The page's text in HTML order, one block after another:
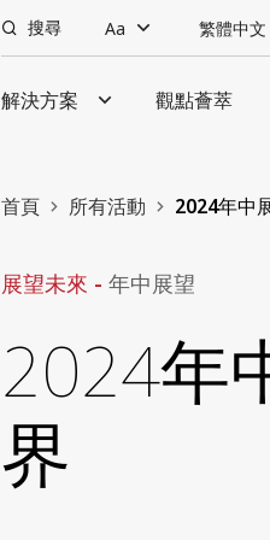
搜尋 Aa 繁體中文
解決方案 觀點薈萃
首頁 所有活動 2024年中
展望未來 - 年中展望
2024年
界